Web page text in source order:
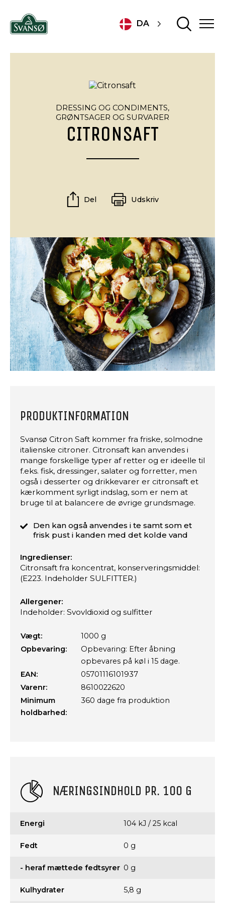
DA
DRESSING OG CONDIMENTS,
GRØNTSAGER OG SURVARER
CITRONSAFT
Del Udskriv
NÆRINGSINDHOLD PR. 100 G
Energi 104 kJ / 25 kcal
Fedt 0 g
- heraf mættede fedtsyrer 0 g
Kulhydrater 5,8 g
PRODUKTINFORMATION
Svansø Citron Saft kommer fra friske, solmodne
italienske citroner. Citronsaft kan anvendes i
mange forskellige typer af retter og er ideelle til
f.eks. fisk, dressinger, salater og forretter, men
også i desserter og drikkevarer er citronsaft et
kærkomment syrligt indslag, som er nem at
bruge til at balancere de øvrige grundsmage.
Den kan også anvendes i te samt som et
frisk pust i kanden med det kolde vand
Ingredienser:
Citronsaft fra koncentrat, konserveringsmiddel:
(E223. Indeholder SULFITTER.)
Allergener:
Indeholder: Svovldioxid og sulfitter
Vægt:
1000 g
Opbevaring:
Opbevaring: Efter åbning
opbevares på køl i 15 dage.
EAN:
05701116101937
Varenr:
8610022620
Minimum
holdbarhed:
360 dage fra produktion